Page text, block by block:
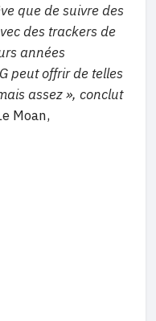
que de suivre des
des trackers de
années
peut offrir de telles
assez », conclut
Moan,